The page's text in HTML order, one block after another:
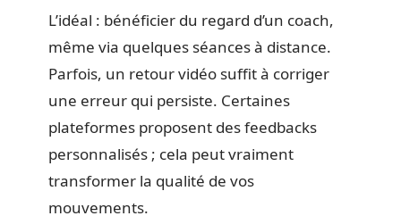
L’idéal : bénéficier du regard d’un coach,
même via quelques séances à distance.
Parfois, un retour vidéo suffit à corriger
une erreur qui persiste. Certaines
plateformes proposent des feedbacks
personnalisés ; cela peut vraiment
transformer la qualité de vos
mouvements.